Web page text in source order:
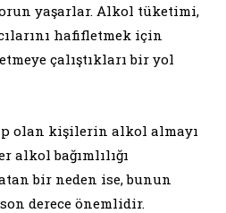
yaşarlar. Alkol tüketimi,
hafifletmek için
çalıştıkları bir yol
olan kişilerin alkol almayı
alkol bağımlılığı
bir neden ise, bunun
derece önemlidir.